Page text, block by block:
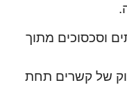
וסכסוכים מתוך
של קשרים תחת